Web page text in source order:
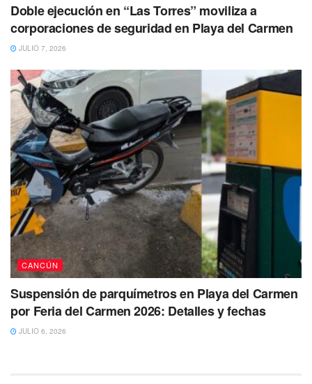
Doble ejecución en “Las Torres” moviliza a
corporaciones de seguridad en Playa del Carmen
JULIO 7, 2026
CANCÚN
Suspensión de parquímetros en Playa del Carmen
por Feria del Carmen 2026: Detalles y fechas
JULIO 6, 2026